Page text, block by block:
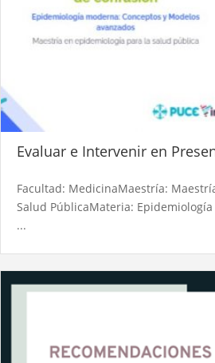
Evaluar e Intervenir en
Facultad: MedicinaMaestría:
Salud PúblicaMateria:
...